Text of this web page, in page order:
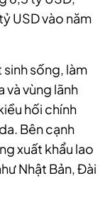
USD vào năm
sống, làm
và vùng lãnh
hối chính
Bên cạnh
xuất khẩu lao
Nhật Bản, Đài